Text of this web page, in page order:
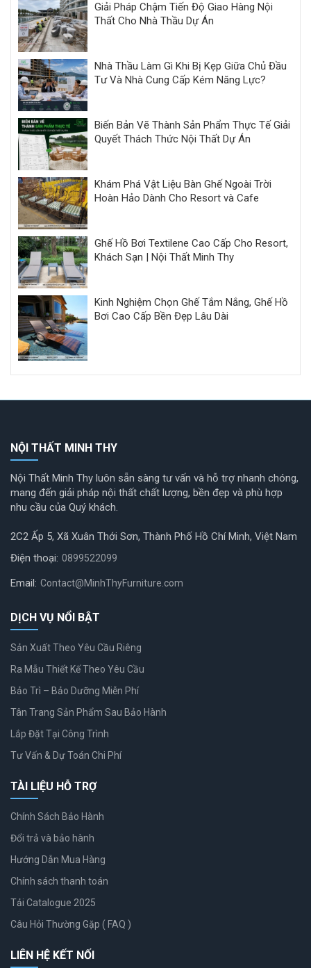
Giải Pháp Chậm Tiến Độ Giao Hàng Nội
Thất Cho Nhà Thầu Dự Án
Nhà Thầu Làm Gì Khi Bị Kẹp Giữa Chủ Đầu
Tư Và Nhà Cung Cấp Kém Năng Lực?
Biến Bản Vẽ Thành Sản Phẩm Thực Tế Giải
Quyết Thách Thức Nội Thất Dự Án
Khám Phá Vật Liệu Bàn Ghế Ngoài Trời
Hoàn Hảo Dành Cho Resort và Cafe
Ghế Hồ Bơi Textilene Cao Cấp Cho Resort,
Khách Sạn | Nội Thất Minh Thy
Kinh Nghiệm Chọn Ghế Tắm Nắng, Ghế Hồ
Bơi Cao Cấp Bền Đẹp Lâu Dài
NỘI THẤT MINH THY
Nội Thất Minh Thy luôn sẵn sàng tư vấn và hỗ trợ nhanh chóng,
mang đến giải pháp nội thất chất lượng, bền đẹp và phù hợp
nhu cầu của Quý khách.
2C2 Ấp 5, Xã Xuân Thới Sơn, Thành Phố Hồ Chí Minh, Việt Nam
Điện thoại: 0899522099
Email: Contact@MinhThyFurniture.com
DỊCH VỤ NỔI BẬT
Sản Xuất Theo Yêu Cầu Riêng
Ra Mẫu Thiết Kế Theo Yêu Cầu
Bảo Trì – Bảo Dưỡng Miễn Phí
Tân Trang Sản Phẩm Sau Bảo Hành
Lắp Đặt Tại Công Trình
Tư Vấn & Dự Toán Chi Phí
TÀI LIỆU HỖ TRỢ
Chính Sách Bảo Hành
Đổi trả và bảo hành
Hướng Dẫn Mua Hàng
Chính sách thanh toán
Tải Catalogue 2025
Câu Hỏi Thường Gặp ( FAQ )
LIÊN HỆ KẾT NỐI